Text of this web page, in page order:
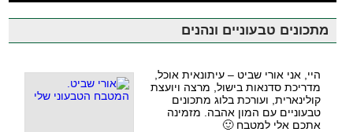
מתכונים טבעוניים ונהנים
היי, אני אורי שביט – עיתונאית אוכל,
מדריכת סדנאות בישול, מרצה ויועצת
קולינארית, ועורכת בלוג מתכונים
טבעוניים עם המון אהבה. מזמינה
אתכם אלי למטבח 🙂